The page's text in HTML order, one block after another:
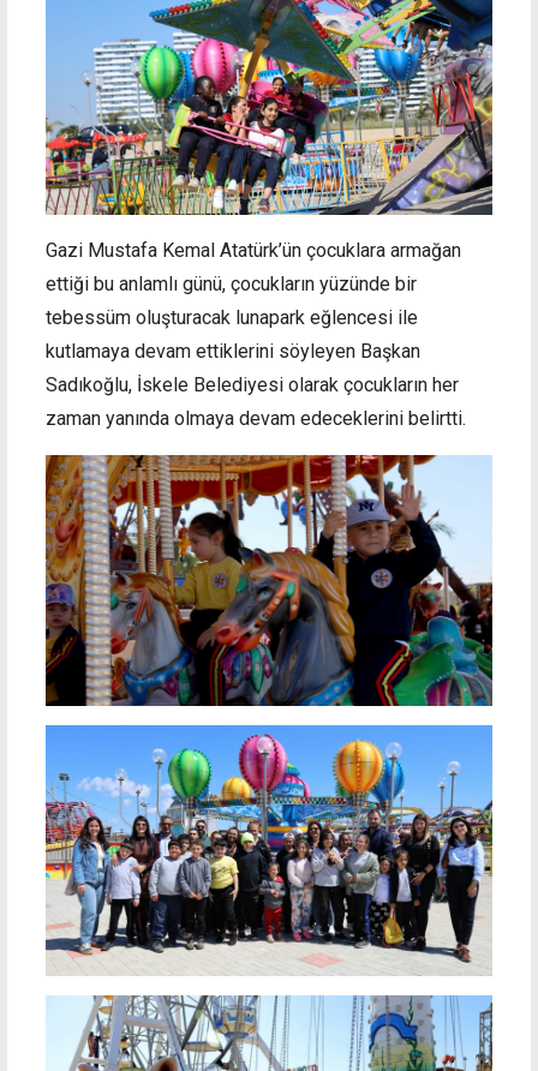
Gazi Mustafa Kemal Atatürk’ün çocuklara armağan
ettiği bu anlamlı günü, çocukların yüzünde bir
tebessüm oluşturacak lunapark eğlencesi ile
kutlamaya devam ettiklerini söyleyen Başkan
Sadıkoğlu, İskele Belediyesi olarak çocukların her
zaman yanında olmaya devam edeceklerini belirtti.